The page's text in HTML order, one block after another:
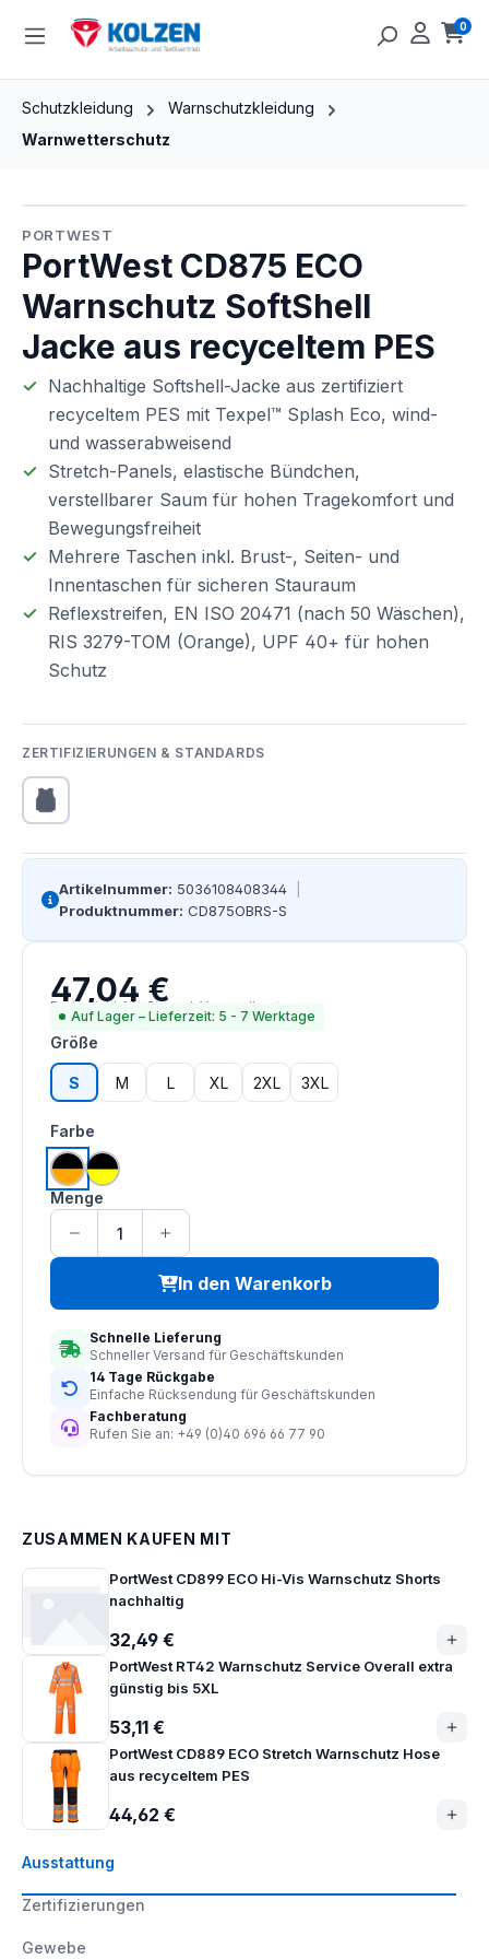
Zum Hauptinhalt springen 0
Schutzkleidung
Warnschutzkleidung
Warnwetterschutz
PORTWEST
PortWest CD875 ECO
Warnschutz SoftShell
Jacke aus recyceltem PES
Nachhaltige Softshell-Jacke aus zertifiziert
recyceltem PES mit Texpel™ Splash Eco, wind-
und wasserabweisend
Stretch-Panels, elastische Bündchen,
verstellbarer Saum für hohen Tragekomfort und
Bewegungsfreiheit
Mehrere Taschen inkl. Brust-, Seiten- und
Innentaschen für sicheren Stauraum
Reflexstreifen, EN ISO 20471 (nach 50 Wäschen),
RIS 3279-TOM (Orange), UPF 40+ für hohen
Schutz
ZERTIFIZIERUNGEN & STANDARDS
Artikelnummer: 5036108408344
Produktnummer: CD875OBRS-S
Ausstattung
Zertifizierungen
Gewebe
Regulärer Preis:
47,04 €
Preise inkl. MwSt. zzgl. Versandkosten
Auf Lager – Lieferzeit: 5 - 7 Werktage
Größe
S M L XL 2XL 3XL
Farbe
orange | schwarz
gelb | schwarz
Menge
In den Warenkorb
Schnelle Lieferung
Schneller Versand für Geschäftskunden
14 Tage Rückgabe
Einfache Rücksendung für Geschäftskunden
Fachberatung
Rufen Sie an: +49 (0)40 696 66 77 90
ZUSAMMEN KAUFEN MIT
PortWest CD899 ECO Hi-Vis Warnschutz Shorts
nachhaltig
32,49 €
PortWest RT42 Warnschutz Service Overall extra
günstig bis 5XL
53,11 €
PortWest CD889 ECO Stretch Warnschutz Hose
aus recyceltem PES
44,62 €